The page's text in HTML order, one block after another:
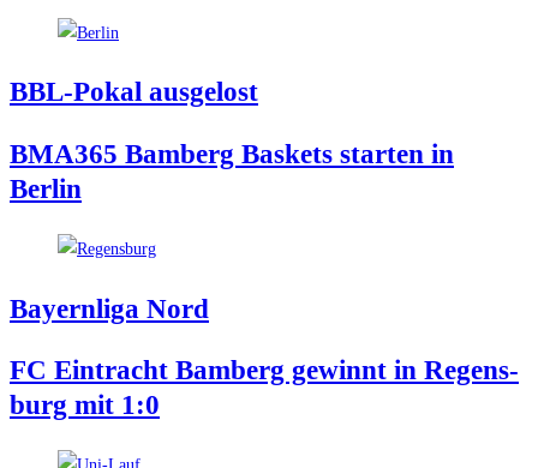
BBL-Pokal aus­ge­lost
BMA365 Bam­berg Bas­kets star­ten in
Berlin
Bay­ern­li­ga Nord
FC Ein­tracht Bam­berg gewinnt in Regens­
burg mit 1:0